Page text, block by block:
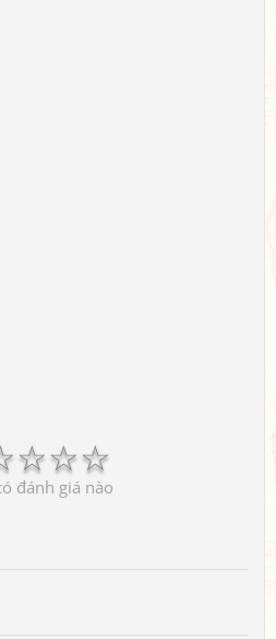
☆
☆
☆
đánh giá nào